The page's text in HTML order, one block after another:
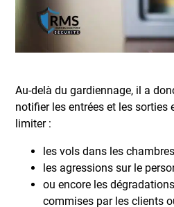
Au-delà du gardiennage, il a
notifier les entrées et les sorties
limiter :
les vols dans les
les agressions sur le
ou encore les
commises par les clients